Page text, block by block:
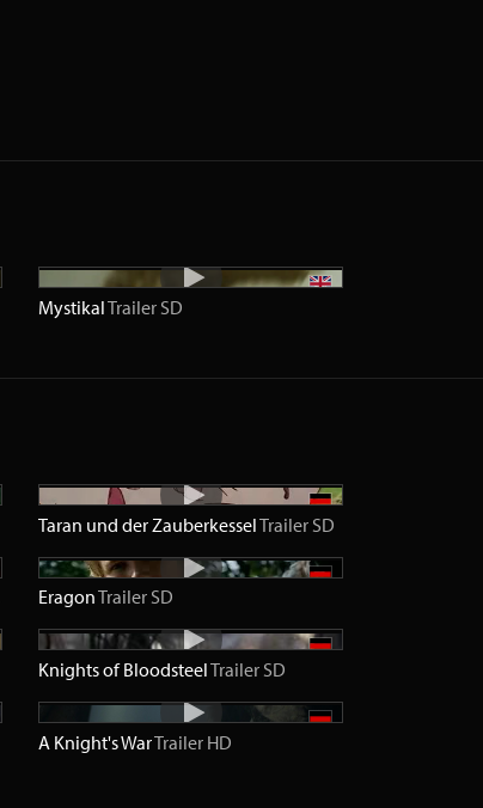
MystikalTrailer SD
Taran und der ZauberkesselTrailer SD
EragonTrailer SD
Trailer SD
Knights of BloodsteelTrailer SD
A Knight's WarTrailer HD